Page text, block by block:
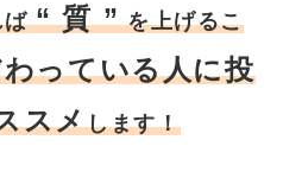
ば“ 質 ”を上げるこ
っている人に投
スメします！